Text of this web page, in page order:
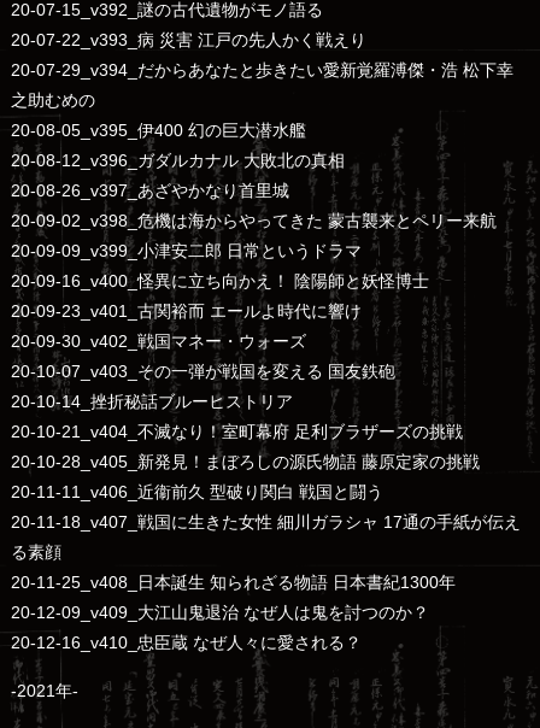
20-07-15_v392_謎の古代遺物がモノ語る
20-07-22_v393_病 災害 江戸の先人かく戦えり
20-07-29_v394_だからあなたと歩きたい愛新覚羅溥傑・浩 松下幸
之助むめの
20-08-05_v395_伊400 幻の巨大潜水艦
20-08-12_v396_ガダルカナル 大敗北の真相
20-08-26_v397_あざやかなり首里城
20-09-02_v398_危機は海からやってきた 蒙古襲来とペリー来航
20-09-09_v399_小津安二郎 日常というドラマ
20-09-16_v400_怪異に立ち向かえ！ 陰陽師と妖怪博士
20-09-23_v401_古関裕而 エールよ時代に響け
20-09-30_v402_戦国マネー・ウォーズ
20-10-07_v403_その一弾が戦国を変える 国友鉄砲
20-10-14_挫折秘話ブルーヒストリア
20-10-21_v404_不滅なり！室町幕府 足利ブラザーズの挑戦
20-10-28_v405_新発見！まぼろしの源氏物語 藤原定家の挑戦
20-11-11_v406_近衞前久 型破り関白 戦国と闘う
20-11-18_v407_戦国に生きた女性 細川ガラシャ 17通の手紙が伝え
る素顔
20-11-25_v408_日本誕生 知られざる物語 日本書紀1300年
20-12-09_v409_大江山鬼退治 なぜ人は鬼を討つのか？
20-12-16_v410_忠臣蔵 なぜ人々に愛される？
-2021年-